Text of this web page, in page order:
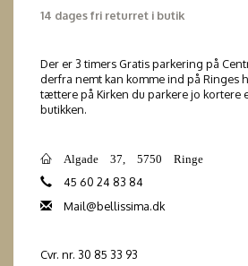
14 dages fri returret i butik
Der er 3 timers Gratis parkering på
derfra nemt kan komme ind på Ringes
tættere på Kirken du parkere jo kortere
butikken.
Algade 37, 5750 Ringe
45 60 24 83 84
Mail@bellissima.dk
Cvr. nr. 30 85 33 93